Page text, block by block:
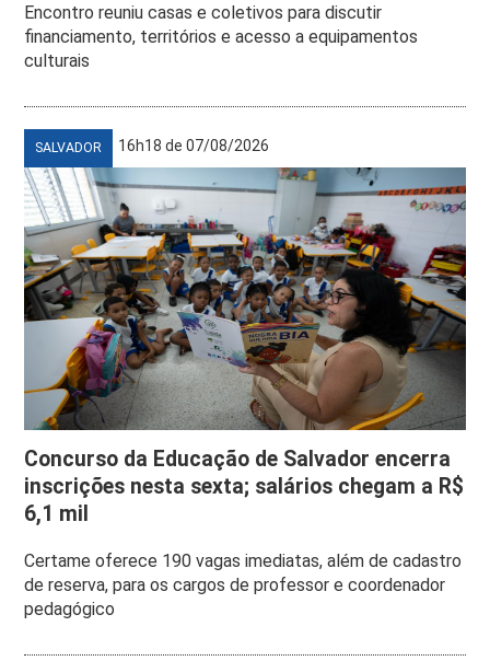
Encontro reuniu casas e coletivos para discutir
financiamento, territórios e acesso a equipamentos
culturais
SALVADOR 16h18 de 07/08/2026
Concurso da Educação de Salvador encerra
inscrições nesta sexta; salários chegam a R$
6,1 mil
Certame oferece 190 vagas imediatas, além de cadastro
de reserva, para os cargos de professor e coordenador
pedagógico